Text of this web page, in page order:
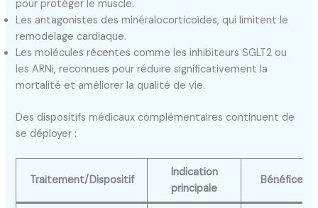
pour protéger le muscle.
Les antagonistes des minéralocorticoïdes, qui limitent le
remodelage cardiaque.
Les molécules récentes comme les inhibiteurs SGLT2 ou
les ARNi, reconnues pour réduire significativement la
mortalité et améliorer la qualité de vie.
Des dispositifs médicaux complémentaires continuent de
se déployer :
Traitement/Dispositif
Indication
principale
Bénéfices